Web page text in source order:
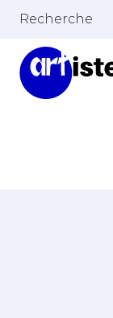
Recherche